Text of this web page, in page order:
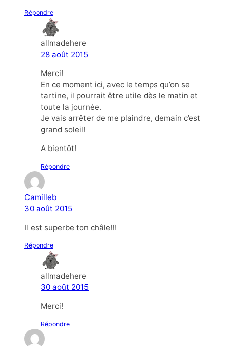
Répondre
allmadehere
28 août 2015
Merci!
En ce moment ici, avec le temps qu’on se
tartine, il pourrait être utile dès le matin et
toute la journée.
Je vais arrêter de me plaindre, demain c’est
grand soleil!
A bientôt!
Répondre
Camilleb
30 août 2015
Il est superbe ton châle!!!
Répondre
allmadehere
30 août 2015
Merci!
Répondre